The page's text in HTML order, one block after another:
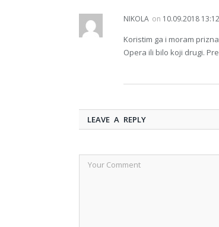
NIKOLA on 10.09.2018 13:12
Koristim ga i moram
Opera ili bilo koji drugi.
LEAVE A REPLY